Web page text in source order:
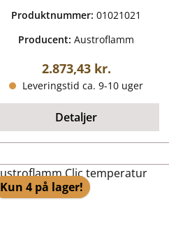
Produktnummer:01021021
Producent:Austroflamm
Almindelig pris:
2.873,43 kr.
Leveringstid ca. 9-10 uger
Detaljer
Kun 4 på lager!